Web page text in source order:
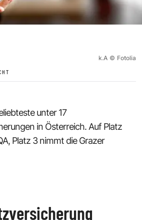
k.A © Fotolia
unter 17
in Österreich. Auf Platz
Platz 3 nimmt die Grazer